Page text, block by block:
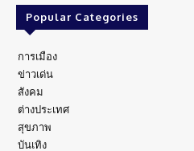
Popular Categories
การเมือง
ข่าวเด่น
สังคม
ต่างประเทศ
สุขภาพ
บันเทิง